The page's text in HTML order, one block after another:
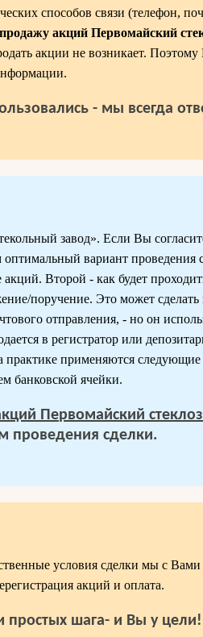
способов связи (телефон,
продажу акций Первомайский
акции не возникает.
- мы всегда
завод». Если Вы
вариант
Второй - как будет
поручение. Это может сделать
отправления, - но он
в регистратор или
практике применяются
банковской ячейки.
Первомайский
проведения сделки.
условия сделки мы с Вами
акций и оплата.
простых шага- и Вы у цели!